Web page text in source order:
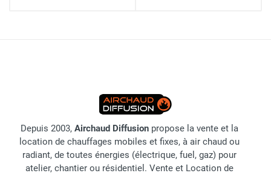
Depuis 2003, Airchaud Diffusion propose la vente et la
location de chauffages mobiles et fixes, à air chaud ou
radiant, de toutes énergies (électrique, fuel, gaz) pour
atelier, chantier ou résidentiel. Vente et Location de